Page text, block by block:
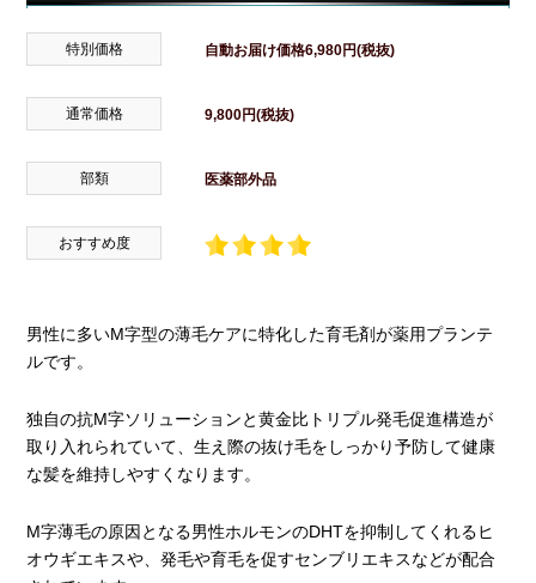
特別価格 自動お届け価格6,980円(税抜)
通常価格 9,800円(税抜)
部類 医薬部外品
おすすめ度
男性に多いM字型の薄毛ケアに特化した育毛剤が薬用プランテ
ルです。
独自の抗M字ソリューションと黄金比トリプル発毛促進構造が
取り入れられていて、生え際の抜け毛をしっかり予防して健康
な髪を維持しやすくなります。
M字薄毛の原因となる男性ホルモンのDHTを抑制してくれるヒ
オウギエキスや、発毛や育毛を促すセンブリエキスなどが配合